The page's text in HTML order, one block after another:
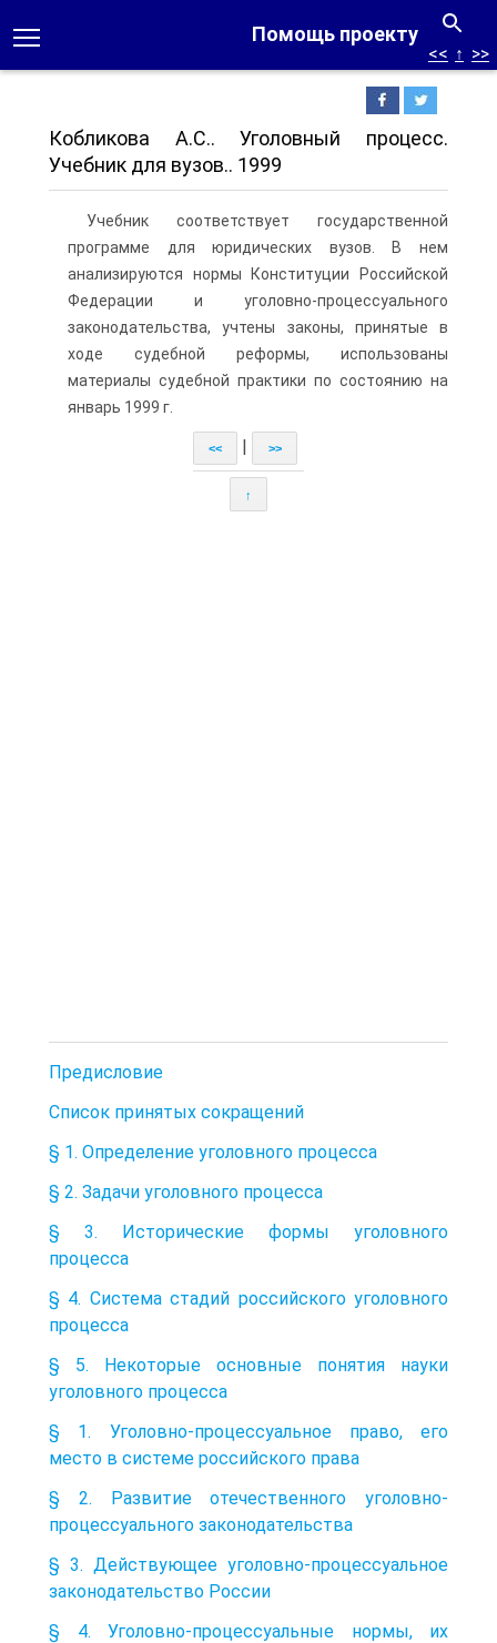
Помощь проекту
<< ↑ >>
Кобликова А.С.. Уголовный процесс.
Учебник для вузов.. 1999
Учебник соответствует государственной
программе для юридических вузов. В нем
анализируются нормы Конституции Российской
Федерации и уголовно-процессуального
законодательства, учтены законы, принятые в
ходе судебной реформы, использованы
материалы судебной практики по состоянию на
январь 1999 г.
<< >>
↑
Предисловие
Список принятых сокращений
§ 1. Определение уголовного процесса
§ 2. Задачи уголовного процесса
§ 3. Исторические формы уголовного
процесса
§ 4. Система стадий российского уголовного
процесса
§ 5. Некоторые основные понятия науки
уголовного процесса
§ 1. Уголовно-процессуальное право, его
место в системе российского права
§ 2. Развитие отечественного уголовно-
процессуального законодательства
§ 3. Действующее уголовно-процессуальное
законодательство России
§ 4. Уголовно-процессуальные нормы, их